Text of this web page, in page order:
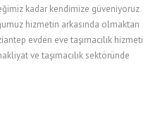
kadar kendimize güveniyoruz
hizmetin arkasında olmaktan
evden eve taşımacılık hizmeti
ve taşımacılık sektöründe